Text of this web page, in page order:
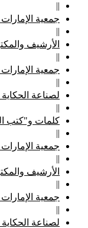
||
جمعية
||
الأرشيف
||
جمعية
||
لصناعة
||
كلمات و"كتب اليافعين" تهديان 350
||
جمعية
||
الأرشيف
||
جمعية
||
لصناعة